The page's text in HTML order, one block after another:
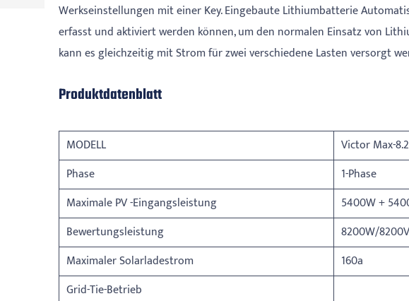
Werkseinstellungen mit einer Key. Eingebaute Lithiumbatterie
erfasst und aktiviert werden können, um den normalen Einsatz von
kann es gleichzeitig mit Strom für zwei verschiedene Lasten versorgt
Produktdatenblatt
MODELL Victor Max-
Phase
1-Phase
Maximale PV -Eingangsleistung
5400W +
Bewertungsleistung
8200W/
Maximaler Solarladestrom
160a
Grid-Tie-Betrieb